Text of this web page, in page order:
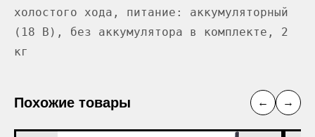
холостого хода, питание: аккумуляторный
(18 В), без аккумулятора в комплекте, 2
кг
Похожие товары ← →